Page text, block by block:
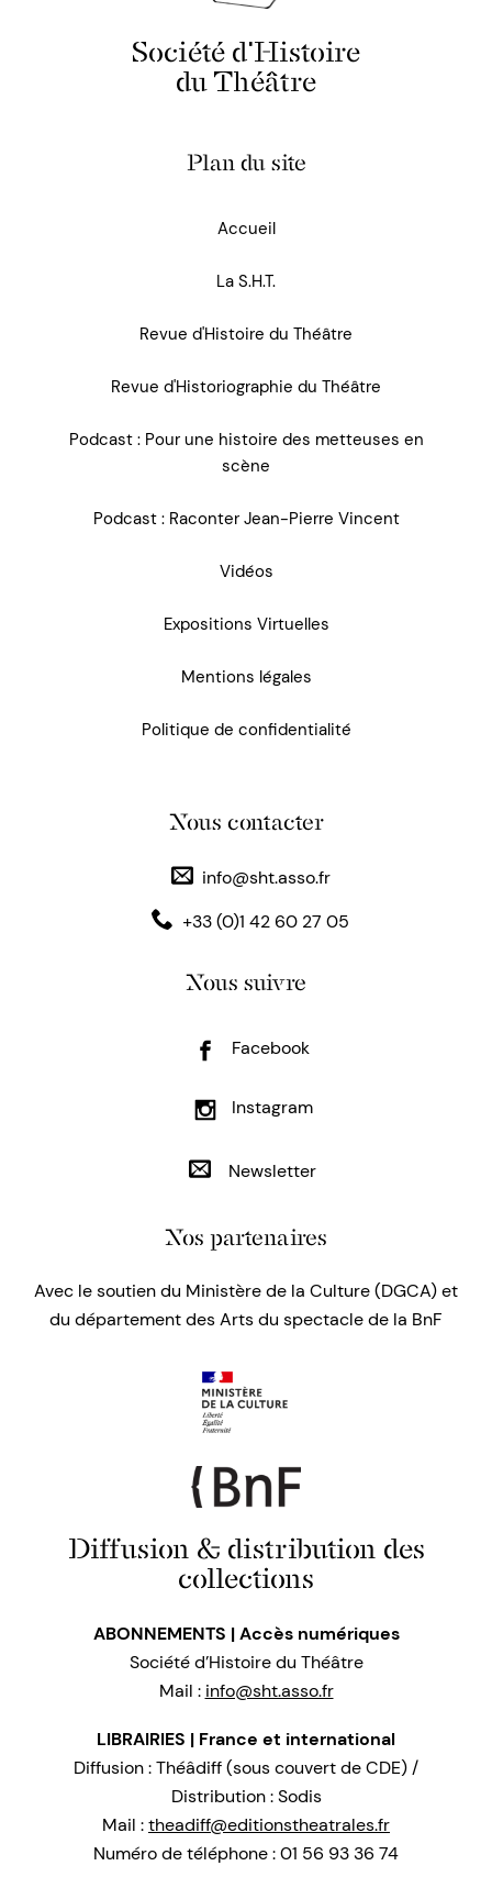
Société d'Histoire
du Théâtre
Plan du site
Accueil
La S.H.T.
Revue d'Histoire du Théâtre
Revue d'Historiographie du Théâtre
Podcast : Pour une histoire des metteuses en
scène
Podcast : Raconter Jean-Pierre Vincent
Vidéos
Expositions Virtuelles
Mentions légales
Politique de confidentialité
Nous contacter
info@sht.asso.fr
+33 (0)1 42 60 27 05
Nous suivre
Facebook
Instagram
Newsletter
Nos partenaires
Avec le soutien du Ministère de la Culture (DGCA) et
du département des Arts du spectacle de la BnF
Diffusion & distribution des
collections
ABONNEMENTS | Accès numériques
Société d’Histoire du Théâtre
Mail : info@sht.asso.fr
LIBRAIRIES | France et international
Diffusion : Théâdiff (sous couvert de CDE) /
Distribution : Sodis
Mail :theadiff@editionstheatrales.fr
Numéro de téléphone : 01 56 93 36 74